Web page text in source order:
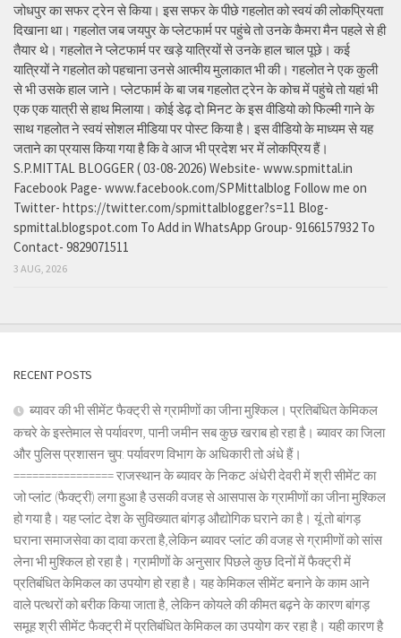
जोधपुर का सफर ट्रेन से किया। इस सफर के पीछे गहलोत को स्वयं की लोकप्रियता
दिखाना था। गहलोत जब जयपुर के प्लेटफार्म पर पहुंचे तो उनके कैमरा मैन पहले से ही
तैयार थे। गहलोत ने प्लेटफार्म पर खड़े यात्रियों से उनके हाल चाल पूछे। कई
यात्रियों ने गहलोत को पहचाना उनसे आत्मीय मुलाकात भी की। गहलोत ने एक कुली
से भी उसके हाल जाने। प्लेटफार्म के बा जब गहलोत ट्रेन के कोच में पहुंचे तो यहां भी
एक एक यात्री से हाथ मिलाया। कोई डेढ़ दो मिनट के इस वीडियो को फिल्मी गाने के
साथ गहलोत ने स्वयं सोशल मीडिया पर पोस्ट किया है। इस वीडियो के माध्यम से यह
जताने का प्रयास किया गया है कि वे आज भी प्रदेश भर में लोकप्रिय हैं।
S.P.MITTAL BLOGGER ( 03-08-2026) Website- www.spmittal.in
Facebook Page- www.facebook.com/SPMittalblog Follow me on
Twitter- https://twitter.com/spmittalblogger?s=11 Blog-
spmittal.blogspot.com To Add in WhatsApp Group- 9166157932 To
Contact- 9829071511
3 AUG, 2026
RECENT POSTS
ब्यावर की भी सीमेंट फैक्ट्री से ग्रामीणों का जीना मुश्किल। प्रतिबंधित केमिकल
कचरे के इस्तेमाल से पर्यावरण, पानी जमीन सब कुछ खराब हो रहा है। ब्यावर का जिला
और पुलिस प्रशासन चुप: पर्यावरण विभाग के अधिकारी तो अंधे हैं।
================ राजस्थान के ब्यावर के निकट अंधेरी देवरी में श्री सीमेंट का
जो प्लांट (फैक्ट्री) लगा हुआ है उसकी वजह से आसपास के ग्रामीणों का जीना मुश्किल
हो गया है। यह प्लांट देश के सुविख्यात बांगड़ औद्योगिक घराने का है। यूं तो बांगड़
घराना समाजसेवा का दावा करता है,लेकिन ब्यावर प्लांट की वजह से ग्रामीणों को सांस
लेना भी मुश्किल हो रहा है। ग्रामीणों के अनुसार पिछले कुछ दिनों में फैक्ट्री में
प्रतिबंधित केमिकल का उपयोग हो रहा है। यह केमिकल सीमेंट बनाने के काम आने
वाले पत्थरों को बरीक किया जाता है, लेकिन कोयले की कीमत बढ़ने के कारण बांगड़
समूह श्री सीमेंट फैक्ट्री में प्रतिबंधित केमिकल का उपयोग कर रहा है। यही कारण है